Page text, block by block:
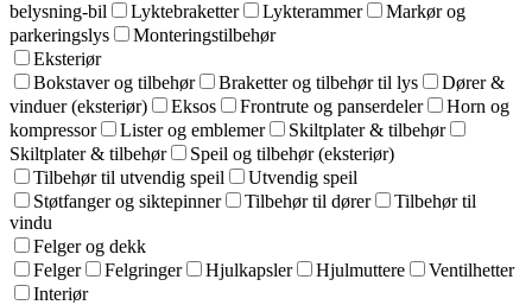
belysning-bil
Lyktebraketter Lykterammer
Markør og
parkeringslys
Monteringstilbehør
Eksteriør
Bokstaver og tilbehør
Braketter og tilbehør til lys
Dører &
vinduer (eksteriør)
Eksos Frontrute og panserdeler
Horn og
kompressor
Lister og emblemer
Skiltplater & tilbehør
Skiltplater & tilbehør
Speil og tilbehør (eksteriør)
Tilbehør til utvendig speil
Utvendig speil
Støtfanger og siktepinner
Tilbehør til dører
Tilbehør til
vindu
Felger og dekk
Felger
Felgringer Hjulkapsler Hjulmuttere
Ventilhetter
Interiør